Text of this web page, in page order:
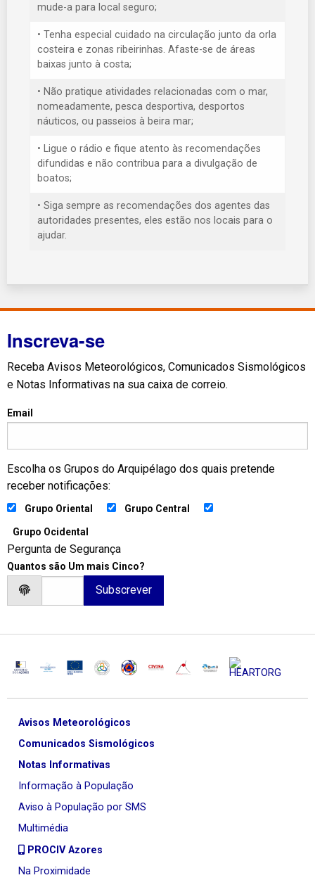
mude-a para local seguro;
• Tenha especial cuidado na circulação junto da orla
costeira e zonas ribeirinhas. Afaste-se de áreas
baixas junto à costa;
• Não pratique atividades relacionadas com o mar,
nomeadamente, pesca desportiva, desportos
náuticos, ou passeios à beira mar;
• Ligue o rádio e fique atento às recomendações
difundidas e não contribua para a divulgação de
boatos;
• Siga sempre as recomendações dos agentes das
autoridades presentes, eles estão nos locais para o
ajudar.
Inscreva-se
Receba Avisos Meteorológicos, Comunicados Sismológicos
e Notas Informativas na sua caixa de correio.
Email
Escolha os Grupos do Arquipélago dos quais pretende
receber notificações:
Grupo Oriental Grupo Central
Grupo Ocidental
Pergunta de Segurança
Quantos são Um mais Cinco?
Avisos Meteorológicos
Comunicados Sismológicos
Notas Informativas
Informação à População
Aviso à População por SMS
Multimédia
PROCIV Azores
Na Proximidade